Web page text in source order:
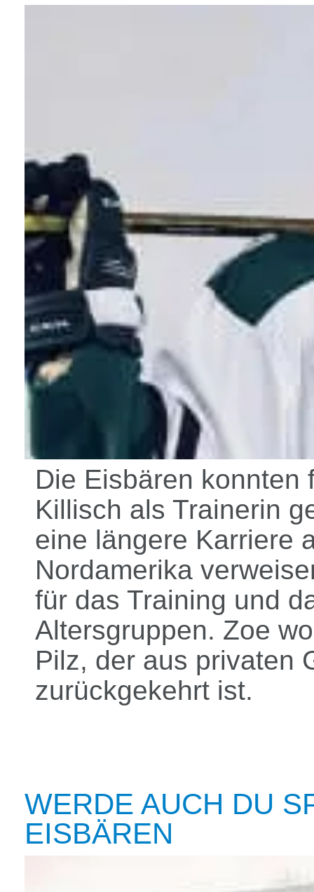
Die Eisbären konnten
Killisch als Trainerin
eine längere Karriere
Nordamerika
für das Training und
Altersgruppen. Zoe
Pilz, der aus privaten
zurückgekehrt ist.
WERDE AUCH DU
EISBÄREN